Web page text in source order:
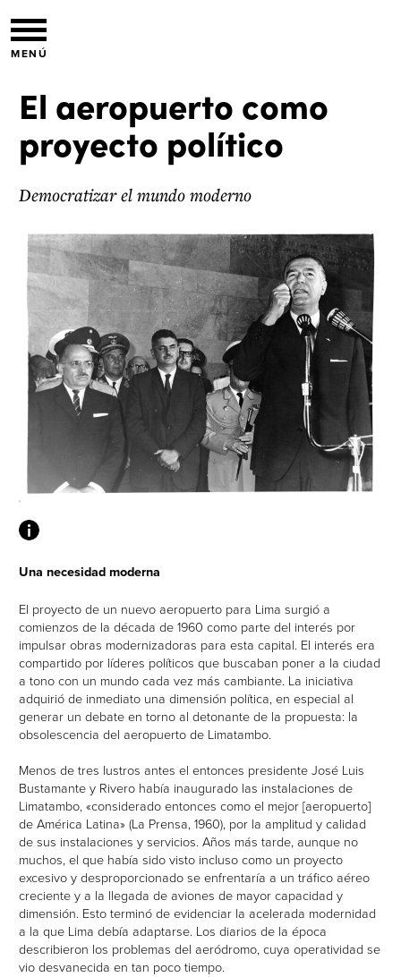
MENÚ
El aeropuerto como proyecto político
2. Las nuevas figuras mediáticas
4. Enfoques de la crítica periodística
ARCHIVO DE ARQUITECTURA
PÁGINA DE INICIO
El aeropuerto como
proyecto político
Democratizar el mundo moderno
Una necesidad moderna
El proyecto de un nuevo aeropuerto para Lima surgió a
comienzos de la década de 1960 como parte del interés por
impulsar obras modernizadoras para esta capital. El interés era
compartido por líderes políticos que buscaban poner a la ciudad
a tono con un mundo cada vez más cambiante. La iniciativa
adquirió de inmediato una dimensión política, en especial al
generar un debate en torno al detonante de la propuesta: la
obsolescencia del aeropuerto de Limatambo.
Menos de tres lustros antes el entonces presidente José Luis
Bustamante y Rivero había inaugurado las instalaciones de
Limatambo, «considerado entonces como el mejor [aeropuerto]
de América Latina» (La Prensa, 1960), por la amplitud y calidad
de sus instalaciones y servicios. Años más tarde, aunque no
muchos, el que había sido visto incluso como un proyecto
excesivo y desproporcionado se enfrentaría a un tráfico aéreo
creciente y a la llegada de aviones de mayor capacidad y
dimensión. Esto terminó de evidenciar la acelerada modernidad
a la que Lima debía adaptarse. Los diarios de la época
describieron los problemas del aeródromo, cuya operatividad se
vio desvanecida en tan poco tiempo.